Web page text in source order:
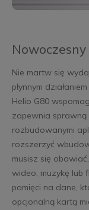
Nie martw się
płynnym
Helio G80
zapewnia
rozbudowanymi
rozszerzyć
musisz się
wideo, muzykę lub
pamięci na dane,
opcjonalną kartą